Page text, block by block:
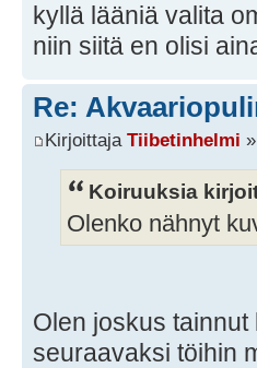
kyllä lääniä valita
niin siitä en olisi
Re:
Kirjoittaja Tiibetinhelmi
Koiruuksia
Olenko nähnyt
Olen joskus
seuraavaksi töihin